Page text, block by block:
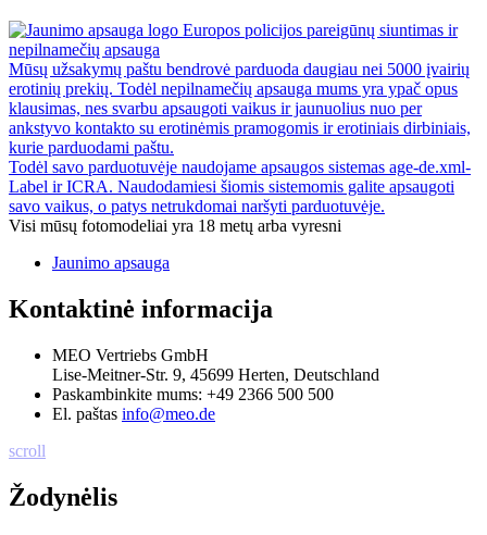
Europos policijos pareigūnų siuntimas ir
nepilnamečių apsauga
Mūsų užsakymų paštu bendrovė parduoda daugiau nei 5000 įvairių
erotinių prekių. Todėl nepilnamečių apsauga mums yra ypač opus
klausimas, nes svarbu apsaugoti vaikus ir jaunuolius nuo per
ankstyvo kontakto su erotinėmis pramogomis ir erotiniais dirbiniais,
kurie parduodami paštu.
Todėl savo parduotuvėje naudojame apsaugos sistemas age-de.xml-
Label ir ICRA. Naudodamiesi šiomis sistemomis galite apsaugoti
savo vaikus, o patys netrukdomai naršyti parduotuvėje.
Visi mūsų fotomodeliai yra 18 metų arba vyresni
Jaunimo apsauga
Kontaktinė informacija
MEO Vertriebs GmbH
Lise-Meitner-Str. 9, 45699 Herten, Deutschland
Paskambinkite mums: +49 2366 500 500
El. paštas info@meo.de
scroll
Žodynėlis